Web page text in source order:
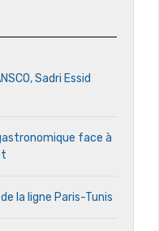
Sadri Essid
face à
la ligne Paris-Tunis